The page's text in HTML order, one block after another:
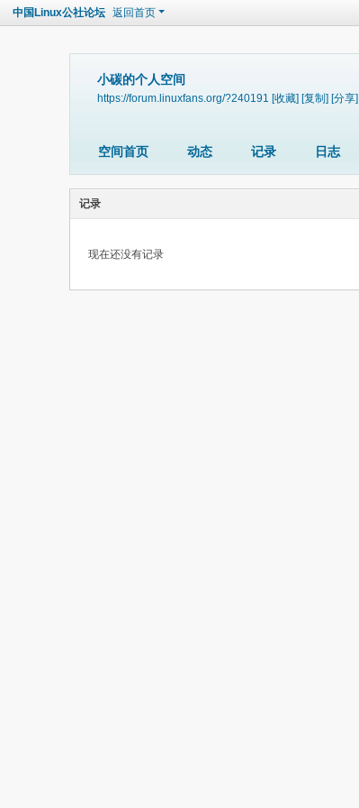
中国Linux公社论坛 返回首页
小碳的个人空间
https://forum.linuxfans.org/?240191 [收藏] [复制] [分享]
空间首页 动态 记录 日志
记录
现在还没有记录